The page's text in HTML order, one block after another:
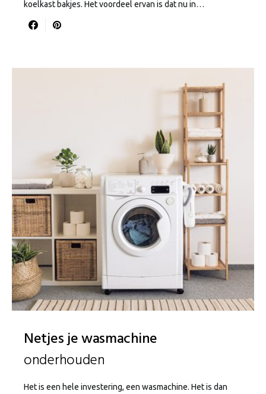
koelkast bakjes. Het voordeel ervan is dat nu in…
Netjes je wasmachine
onderhouden
Het is een hele investering, een wasmachine. Het is dan